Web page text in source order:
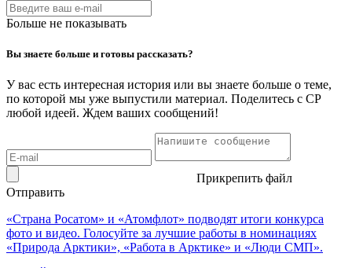
Больше не показывать
Вы знаете больше и готовы рассказать?
У вас есть интересная история или вы знаете больше о теме,
по которой мы уже выпустили материал. Поделитесь с СР
любой идеей. Ждем ваших сообщений!
Прикрепить файл
Отправить
«Страна Росатом» и «Атомфлот» подводят итоги конкурса
фото и видео. Голосуйте за лучшие работы в номинациях
«Природа Арктики», «Работа в Арктике» и «Люди СМП».